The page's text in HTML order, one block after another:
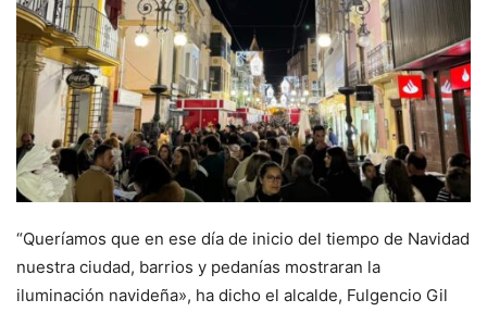
“Queríamos que en ese día de inicio del tiempo de Navidad
nuestra ciudad, barrios y pedanías mostraran la
iluminación navideña», ha dicho el alcalde, Fulgencio Gil